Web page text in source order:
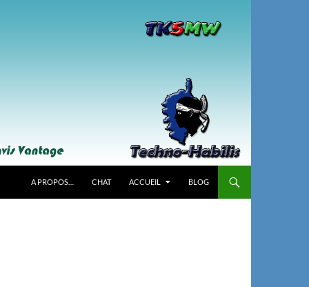
A PROPOS… CHAT ACCUEIL BLOG